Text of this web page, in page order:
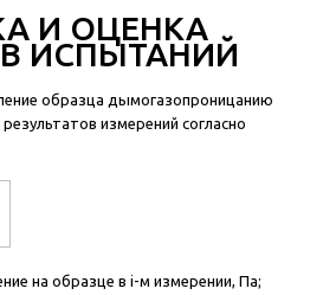
И ОЦЕНКА
ИСПЫТАНИЙ
образца дымогазопроницанию
измерений согласно
на образце в i-м измерении, Па;